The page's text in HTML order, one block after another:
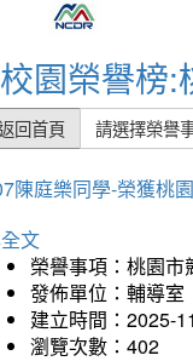
校園榮譽榜:
回首頁 請選擇榮譽
陳庭樂同學-榮獲桃
文
榮譽事項：桃園市
發佈單位：輔導室
建立時間：2025-
瀏覽次數：402